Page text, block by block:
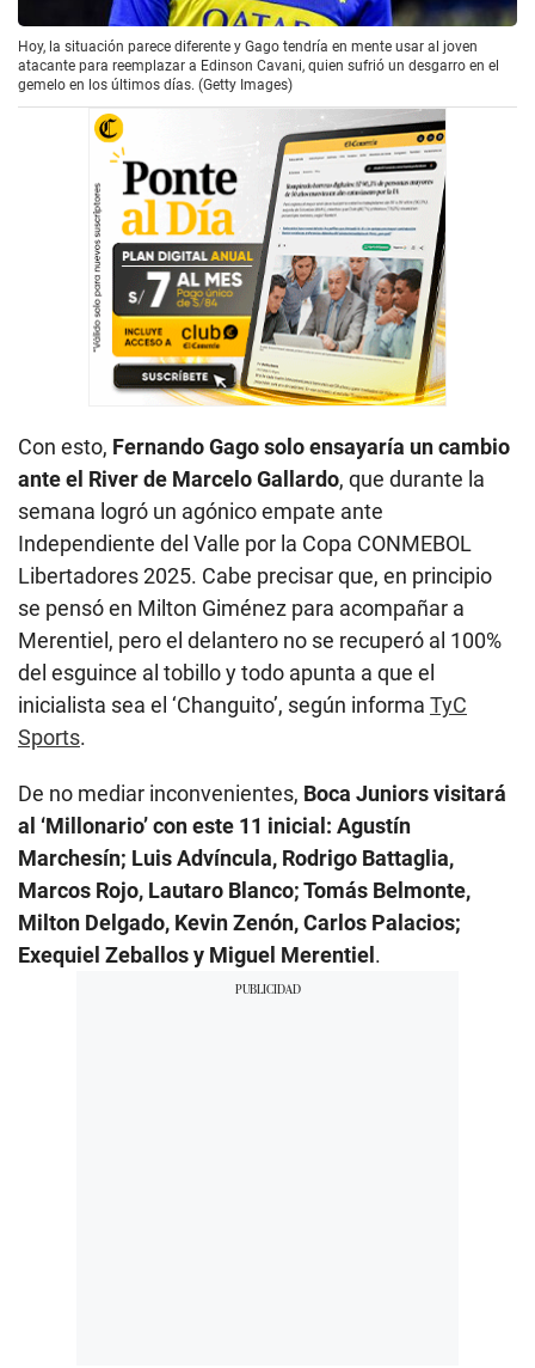
Hoy, la situación parece diferente y Gago tendría en mente usar al joven
atacante para reemplazar a Edinson Cavani, quien sufrió un desgarro en el
gemelo en los últimos días. (Getty Images)
Con esto, Fernando Gago solo ensayaría un cambio
ante el River de Marcelo Gallardo, que durante la
semana logró un agónico empate ante
Independiente del Valle por la Copa CONMEBOL
Libertadores 2025. Cabe precisar que, en principio
se pensó en Milton Giménez para acompañar a
Merentiel, pero el delantero no se recuperó al 100%
del esguince al tobillo y todo apunta a que el
inicialista sea el ‘Changuito’, según informa TyC
Sports.
De no mediar inconvenientes, Boca Juniors visitará
al ‘Millonario’ con este 11 inicial: Agustín
Marchesín; Luis Advíncula, Rodrigo Battaglia,
Marcos Rojo, Lautaro Blanco; Tomás Belmonte,
Milton Delgado, Kevin Zenón, Carlos Palacios;
Exequiel Zeballos y Miguel Merentiel .